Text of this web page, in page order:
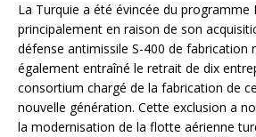
La Turquie a été évincée du programme
principalement en raison de son
défense antimissile S-400 de fabrication
également entraîné le retrait de dix
consortium chargé de la fabrication de
nouvelle génération. Cette exclusion a
la modernisation de la flotte aérienne